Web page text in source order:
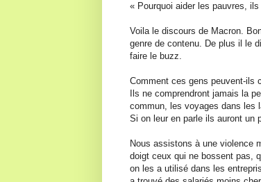
« Pourquoi aider les pauvres, ils
Voila le discours de Macron.
genre de contenu. De plus il le
faire le buzz.
Comment ces gens peuvent-ils
Ils ne comprendront jamais la
commun, les voyages dans les
Si on leur en parle ils auront un
Nous assistons à une violence
doigt ceux qui ne bossent pas,
on les a utilisé dans les